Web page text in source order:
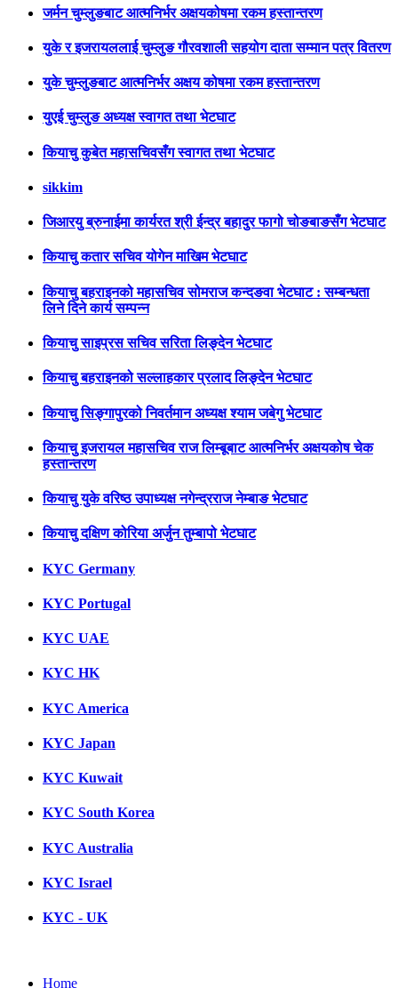
जर्मन चुम्लुङबाट आत्मनिर्भर अक्षयकोषमा रकम हस्तान्तरण
युके र इजरायललाई चुम्लुङ गौरवशाली सहयोग दाता सम्मान पत्र वितरण
युके चुम्लुङबाट आत्मनिर्भर अक्षय कोषमा रकम हस्तान्तरण
युएई चुम्लुङ अध्यक्ष स्वागत तथा भेटघाट
कियाचु कुबेत महासचिवसँग स्वागत तथा भेटघाट
sikkim
जिआरयु ब्रुनाईमा कार्यरत श्री ईन्द्र बहादुर फागो चोङबाङसँग भेटघाट
कियाचु कतार सचिव योगेन माखिम भेटघाट
कियाचु बहराइनको महासचिव सोमराज कन्दङवा भेटघाट : सम्बन्धता
लिने दिने कार्य सम्पन्न
कियाचु साइप्रस सचिव सरिता लिङ्देन भेटघाट
कियाचु बहराइनको सल्लाहकार प्रलाद लिङ्देन भेटघाट
कियाचु सिङ्गापुरको निवर्तमान अध्यक्ष श्याम जबेगु भेटघाट
कियाचु इजरायल महासचिव राज लिम्बूबाट आत्मनिर्भर अक्षयकोष चेक
हस्तान्तरण
कियाचु युके वरिष्ठ उपाध्यक्ष नगेन्द्रराज नेम्बाङ भेटघाट
कियाचु दक्षिण कोरिया अर्जुन तुम्बापो भेटघाट
KYC Germany
KYC Portugal
KYC UAE
KYC HK
KYC America
KYC Japan
KYC Kuwait
KYC South Korea
KYC Australia
KYC Israel
KYC - UK
Home